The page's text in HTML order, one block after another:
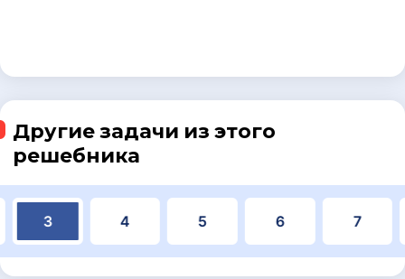
Другие задачи из этого
решебника
3 4 5 6 7